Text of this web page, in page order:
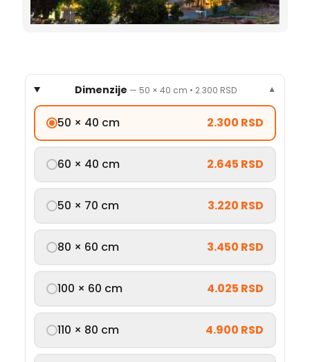
Dimenzije — 50 × 40 cm • 2.300 RSD ▼
50 × 40 cm 2.300 RSD
60 × 40 cm 2.645 RSD
50 × 70 cm 3.220 RSD
80 × 60 cm 3.450 RSD
100 × 60 cm 4.025 RSD
110 × 80 cm 4.900 RSD